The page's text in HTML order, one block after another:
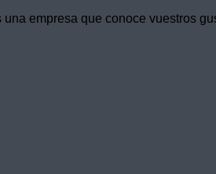
empresa que conoce vuestros